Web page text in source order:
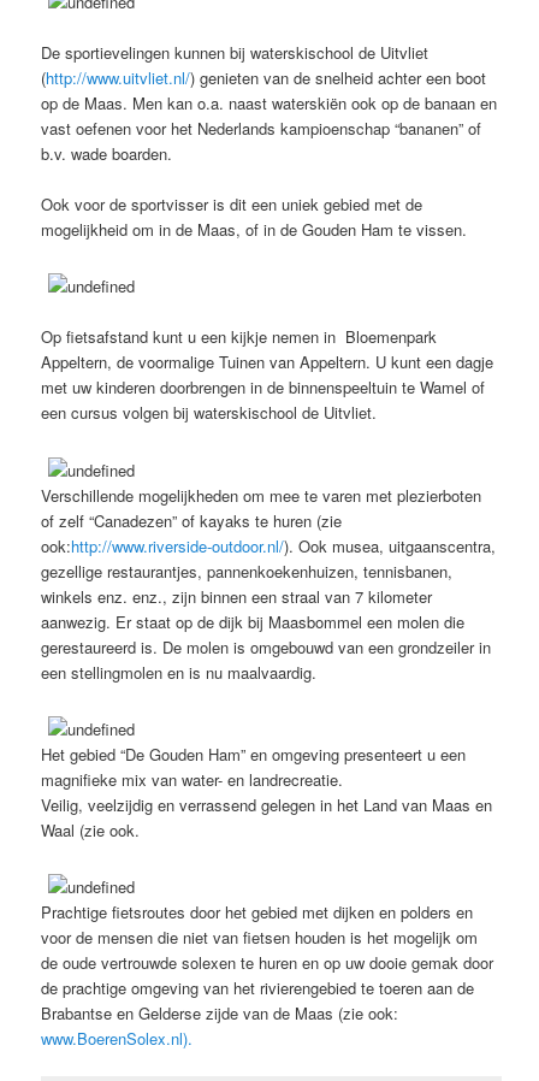
De sportievelingen kunnen bij waterskischool de Uitvliet
(http://www.uitvliet.nl/) genieten van de snelheid achter een boot
op de Maas. Men kan o.a. naast waterskiën ook op de banaan en
vast oefenen voor het Nederlands kampioenschap “bananen” of
b.v. wade boarden.
Ook voor de sportvisser is dit een uniek gebied met de
mogelijkheid om in de Maas, of in de Gouden Ham te vissen.
Op fietsafstand kunt u een kijkje nemen in Bloemenpark
Appeltern, de voormalige Tuinen van Appeltern. U kunt een dagje
met uw kinderen doorbrengen in de binnenspeeltuin te Wamel of
een cursus volgen bij waterskischool de Uitvliet.
Verschillende mogelijkheden om mee te varen met plezierboten
of zelf “Canadezen” of kayaks te huren (zie
ook:http://www.riverside-outdoor.nl/). Ook musea, uitgaanscentra,
gezellige restaurantjes, pannenkoekenhuizen, tennisbanen,
winkels enz. enz., zijn binnen een straal van 7 kilometer
aanwezig. Er staat op de dijk bij Maasbommel een molen die
gerestaureerd is. De molen is omgebouwd van een grondzeiler in
een stellingmolen en is nu maalvaardig.
Het gebied “De Gouden Ham” en omgeving presenteert u een
magnifieke mix van water- en landrecreatie.
Veilig, veelzijdig en verrassend gelegen in het Land van Maas en
Waal (zie ook.
Prachtige fietsroutes door het gebied met dijken en polders en
voor de mensen die niet van fietsen houden is het mogelijk om
de oude vertrouwde solexen te huren en op uw dooie gemak door
de prachtige omgeving van het rivierengebied te toeren aan de
Brabantse en Gelderse zijde van de Maas (zie ook:
www.BoerenSolex.nl).